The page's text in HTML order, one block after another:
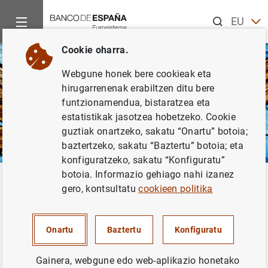
EUEN
VA
Jarduera-arloak
Cookie oharra.
Webgune honek bere cookieak eta
hirugarrenenak erabiltzen ditu bere
funtzionamendua, bistaratzea eta
estatistikak jasotzea hobetzeko. Cookie
guztiak onartzeko, sakatu “Onartu” botoia;
baztertzeko, sakatu “Baztertu” botoia; eta
konfiguratzeko, sakatu “Konfiguratu”
botoia. Informazio gehiago nahi izanez
gero, kontsultatucookieen politika
Onartu Baztertu Konfiguratu
Gainera, webgune edo web-aplikazio honetako